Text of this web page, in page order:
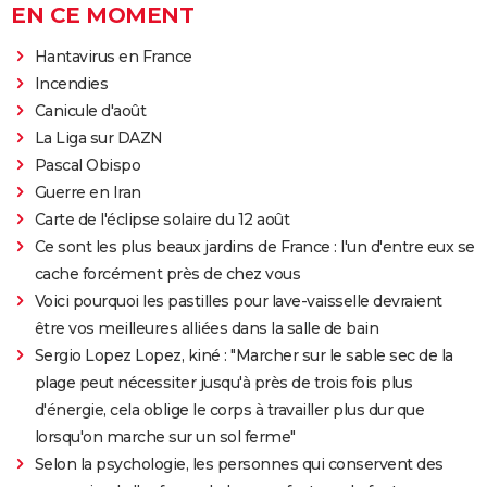
EN CE MOMENT
Hantavirus en France
Incendies
Canicule d'août
La Liga sur DAZN
Pascal Obispo
Guerre en Iran
Carte de l'éclipse solaire du 12 août
Ce sont les plus beaux jardins de France : l'un d'entre eux se
cache forcément près de chez vous
Voici pourquoi les pastilles pour lave-vaisselle devraient
être vos meilleures alliées dans la salle de bain
Sergio Lopez Lopez, kiné : "Marcher sur le sable sec de la
plage peut nécessiter jusqu'à près de trois fois plus
d'énergie, cela oblige le corps à travailler plus dur que
lorsqu'on marche sur un sol ferme"
Selon la psychologie, les personnes qui conservent des